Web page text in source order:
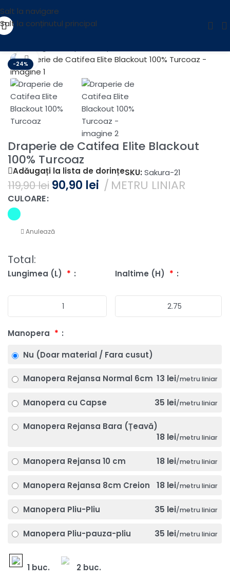
Salt la navigare
Salt la conținutul principal
-24%
Fă clic pentru a mări
Draperie de Catifea Elite Blackout
100% Turcoaz
Adăugați la lista de dorințeSKU: Sakura-21
119,90lei 90,90 lei METRU LINIAR
CULOARE
Anulează
Lungimea (L) * Inaltime (H) *
Manopera *
Nu (Doar material / Fara cusut)
Manopera Rejansa Normal 6cm 13 lei/metru liniar
Manopera cu Capse 35 lei/metru liniar
Manopera Rejansa Bara (Țeavă)
18 lei/metru liniar
Manopera Rejansa 10 cm 18 lei/metru liniar
Manopera Rejansa 8cm Creion 18 lei/metru liniar
Manopera Pliu-Pliu 35 lei/metru liniar
Manopera Pliu-pauza-pliu 35 lei/metru liniar
1 buc. 2 buc.
Total: